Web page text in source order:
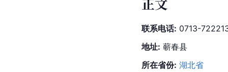
联系电话: 0713-
地址: 蕲春县
所在省份: 湖北省